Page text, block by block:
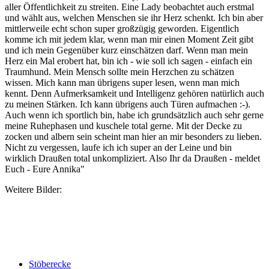
aller Öffentlichkeit zu streiten. Eine Lady beobachtet auch erstmal
und wählt aus, welchen Menschen sie ihr Herz schenkt. Ich bin aber
mittlerweile echt schon super großzügig geworden. Eigentlich
komme ich mit jedem klar, wenn man mir einen Moment Zeit gibt
und ich mein Gegenüber kurz einschätzen darf. Wenn man mein
Herz ein Mal erobert hat, bin ich - wie soll ich sagen - einfach ein
Traumhund. Mein Mensch sollte mein Herzchen zu schätzen
wissen. Mich kann man übrigens super lesen, wenn man mich
kennt. Denn Aufmerksamkeit und Intelligenz gehören natürlich auch
zu meinen Stärken. Ich kann übrigens auch Türen aufmachen :-).
Auch wenn ich sportlich bin, habe ich grundsätzlich auch sehr gerne
meine Ruhephasen und kuschele total gerne. Mit der Decke zu
zocken und albern sein scheint man hier an mir besonders zu lieben.
Nicht zu vergessen, laufe ich ich super an der Leine und bin
wirklich Draußen total unkompliziert. Also Ihr da Draußen - meldet
Euch - Eure Annika"
Weitere Bilder:
Stöberecke